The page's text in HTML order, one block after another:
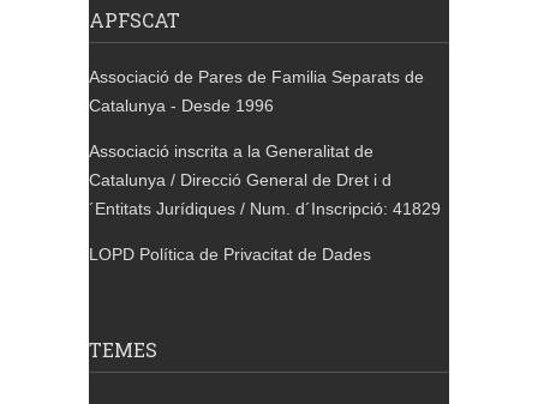
APFSCAT
Associació de Pares de Familia Separats de
Catalunya - Desde 1996
Associació inscrita a la Generalitat de
Catalunya / Direcció General de Dret i d
´Entitats Jurídiques / Num. d´Inscripció: 41829
LOPD Política de Privacitat de Dades
TEMES